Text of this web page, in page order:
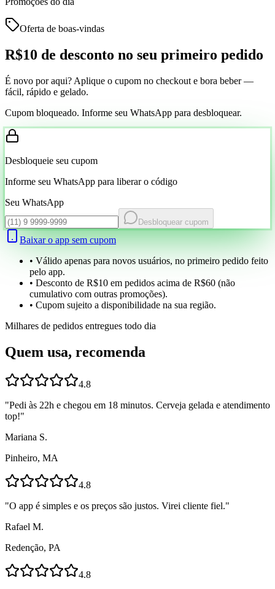
Oferta de boas-vindas
R$10 de desconto no seu primeiro pedido
É novo por aqui? Aplique o cupom no checkout e bora beber —
fácil, rápido e gelado.
Cupom bloqueado. Informe seu WhatsApp para desbloquear.
Desbloqueie seu cupom
Informe seu WhatsApp para liberar o código
Seu WhatsApp
Desbloquear cupom
Baixar o app sem cupom
• Válido apenas para novos usuários, no primeiro pedido feito
pelo app.
• Desconto de R$10 em pedidos acima de R$60 (não
cumulativo com outras promoções).
• Cupom sujeito a disponibilidade na sua região.
Milhares de pedidos entregues todo dia
Quem usa, recomenda
4.8
"Pedi às 22h e chegou em 18 minutos. Cerveja gelada e atendimento
top!"
Mariana S.
Pinheiro, MA
4.8
"O app é simples e os preços são justos. Virei cliente fiel."
Rafael M.
Redenção, PA
4.8